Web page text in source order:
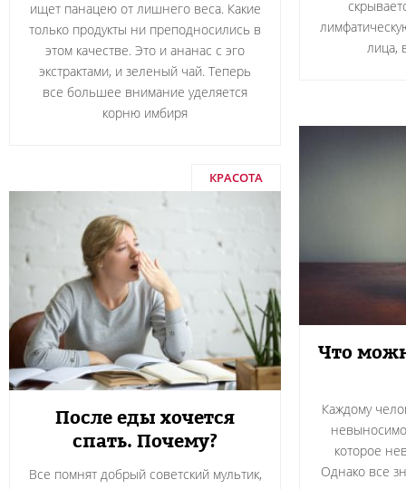
ищет панацею от лишнего веса. Какие
только продукты ни преподносились в
этом качестве. Это и ананас с эго
экстрактами, и зеленый чай. Теперь
все большее внимание уделяется
корню имбиря
лица,
Что
Каждому
которое
Однако все
КРАСОТА
После еды хочется
спать. Почему?
Все помнят добрый советский мультик,